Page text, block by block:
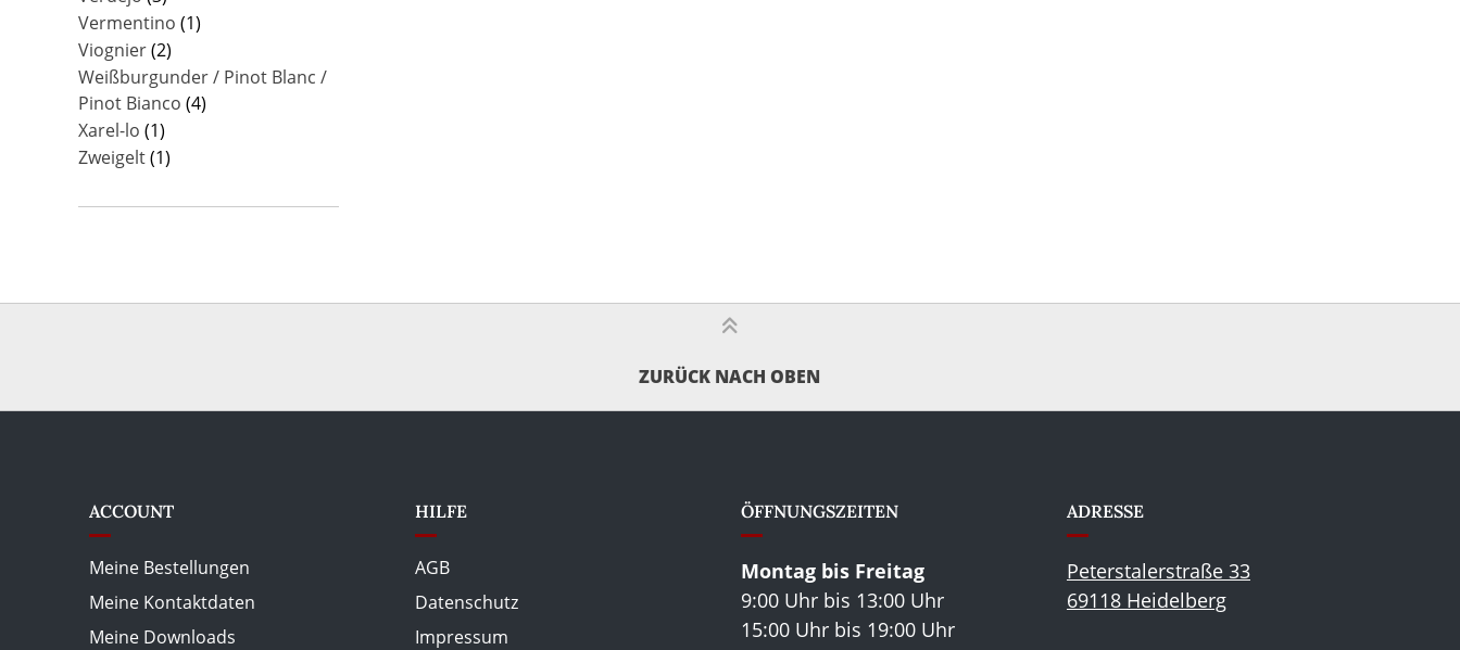
Vermentino (1)
Viognier(2)
Weißburgunder / Pinot Blanc /
Pinot Bianco (4)
Xarel-lo (1)
Zweigelt(1)
ZURÜCK NACH OBEN
ACCOUNT
Meine Bestellungen
Meine Kontaktdaten
Meine Downloads
HILFE
AGB
Datenschutz
Impressum
ÖFFNUNGSZEITEN
Montag bis Freitag
9:00 Uhr bis 13:00 Uhr
15:00 Uhr bis 19:00 Uhr
ADRESSE
Peterstalerstraße 33
69118 Heidelberg